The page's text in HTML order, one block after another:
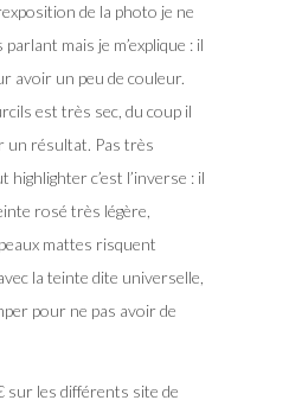
de la photo je ne
mais je m’explique : il
avoir un peu de couleur.
est très sec, du coup il
un résultat. Pas très
highlighter c’est l’inverse : il
rosé très légère,
mattes risquent
la teinte dite universelle,
pour ne pas avoir de
les différents site de